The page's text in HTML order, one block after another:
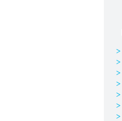
>
>
>
>
>
>
>